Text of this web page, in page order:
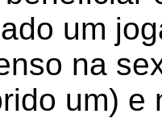
um
na
um)